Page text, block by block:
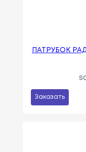
ПАТРУБОК
Заказать